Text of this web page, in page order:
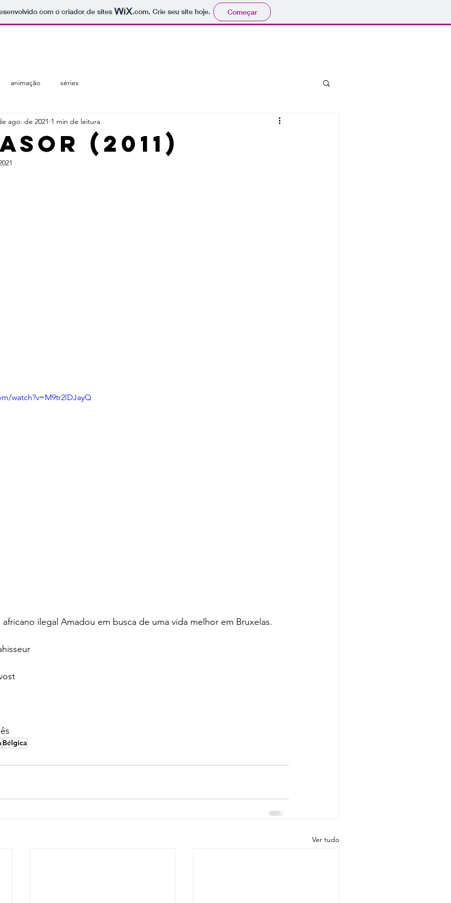
com o criador de sites .com. Crie seu site hoje. Começar
animação séries
(2011)
ago. de 2021 1 min de leitura
watch?v=M9tr2lDJayQ
ilegal Amadou em busca de uma vida melhor em Bruxelas.
Bélgica
Ver tudo